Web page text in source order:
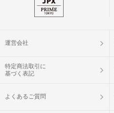
運営会社
特定商法取引に
基づく表記
よくあるご質問